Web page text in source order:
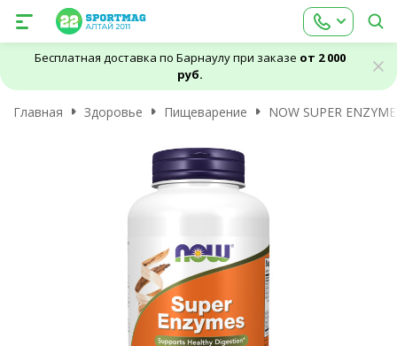
Бесплатная доставка по Барнаулу при заказе от 2 000
руб.
Главная Здоровье Пищеварение NOW SUPER